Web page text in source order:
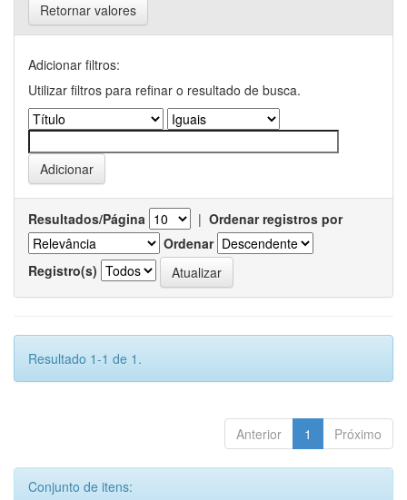
Retornar valores
Adicionar filtros:
Utilizar filtros para refinar o resultado de busca.
Resultados/Página | Ordenar registros por
Ordenar
Registro(s)
Resultado 1-1 de 1.
Anterior 1 Próximo
Conjunto de itens: